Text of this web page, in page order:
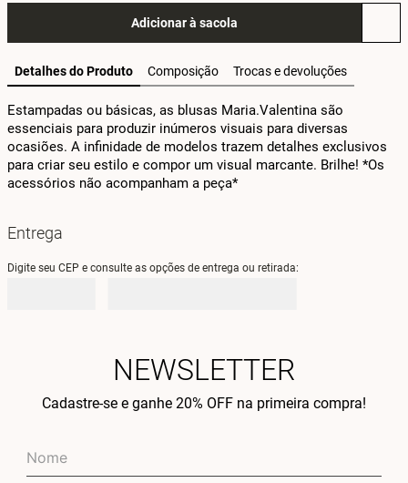
Adicionar à sacola
Detalhes do Produto Composição Trocas e devoluções
Estampadas ou básicas, as blusas Maria.Valentina são
essenciais para produzir inúmeros visuais para diversas
ocasiões. A infinidade de modelos trazem detalhes exclusivos
para criar seu estilo e compor um visual marcante. Brilhe! *Os
acessórios não acompanham a peça*
Entrega
Digite seu CEP e consulte as opções de entrega ou retirada:
NEWSLETTER
Cadastre-se e ganhe 20% OFF na primeira compra!